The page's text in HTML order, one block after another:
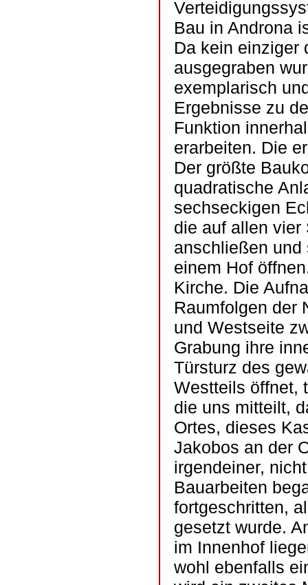
Bau in Androna
Da kein einziger
ausgegraben
exemplarisch
Ergebnisse zu
Funktion
erarbeiten. Die
Der größte
quadratische
sechseckigen
die auf allen vier
anschließen
einem Hof
Kirche. Die
Raumfolgen der
und Westseite
Grabung ihre
Türsturz des
Westteils öffnet,
die uns mitteilt,
Ortes, dieses
Jakobos an der
irgendeiner,
Bauarbeiten
fortgeschritten,
gesetzt wurde.
im Innenhof
wohl ebenfalls